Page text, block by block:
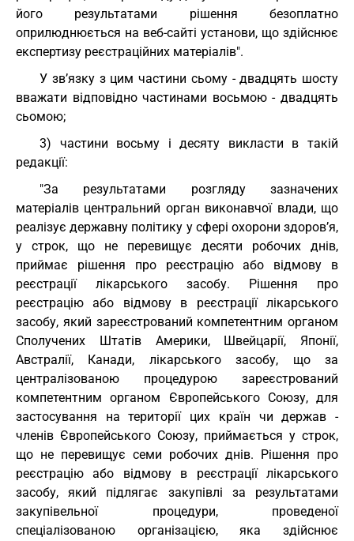
його результатами рішення безоплатно
оприлюднюється на веб-сайті установи, що здійснює
експертизу реєстраційних матеріалів".
У зв’язку з цим частини сьому - двадцять шосту
вважати відповідно частинами восьмою - двадцять
сьомою;
3) частини восьму і десяту викласти в такій
редакції:
"За результатами розгляду зазначених
матеріалів центральний орган виконавчої влади, що
реалізує державну політику у сфері охорони здоров’я,
у строк, що не перевищує десяти робочих днів,
приймає рішення про реєстрацію або відмову в
реєстрації лікарського засобу. Рішення про
реєстрацію або відмову в реєстрації лікарського
засобу, який зареєстрований компетентним органом
Сполучених Штатів Америки, Швейцарії, Японії,
Австралії, Канади, лікарського засобу, що за
централізованою процедурою зареєстрований
компетентним органом Європейського Союзу, для
застосування на території цих країн чи держав -
членів Європейського Союзу, приймається у строк,
що не перевищує семи робочих днів. Рішення про
реєстрацію або відмову в реєстрації лікарського
засобу, який підлягає закупівлі за результатами
закупівельної процедури, проведеної
спеціалізованою організацією, яка здійснює